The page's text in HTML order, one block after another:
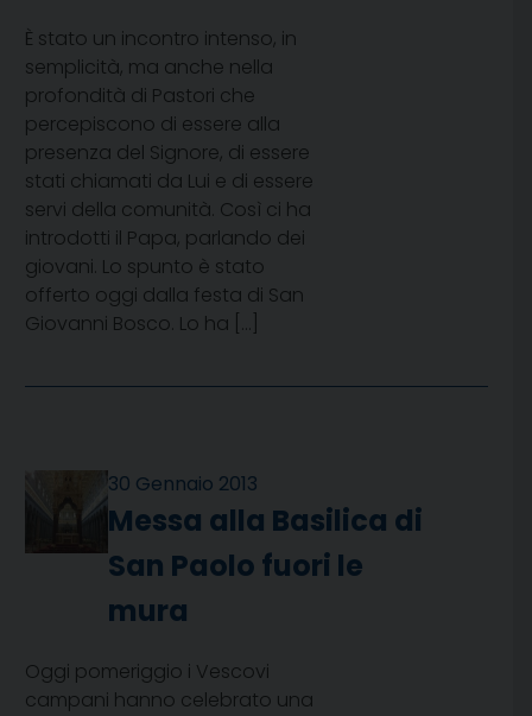
È stato un incontro intenso, in
semplicità, ma anche nella
profondità di Pastori che
percepiscono di essere alla
presenza del Signore, di essere
stati chiamati da Lui e di essere
servi della comunità. Così ci ha
introdotti il Papa, parlando dei
giovani. Lo spunto è stato
offerto oggi dalla festa di San
Giovanni Bosco. Lo ha […]
30 Gennaio 2013
Messa alla Basilica di
San Paolo fuori le
mura
Oggi pomeriggio i Vescovi
campani hanno celebrato una